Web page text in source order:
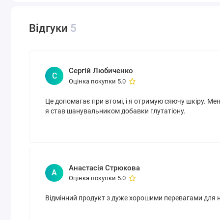
За
та дієта
ароматизаторів, Без штучних барвників,
Для кого
призначено
Активних
Відгуки 5
С
Сергій Любиченко
Оцінка покупки 5.0
Це допомагає при втомі, і я отримую сяючу шкіру.
я став шанувальником добавки глутатіону.
А
Анастасія Стрюкова
Оцінка покупки 5.0
Відмінний продукт з дуже хорошими перевагами для